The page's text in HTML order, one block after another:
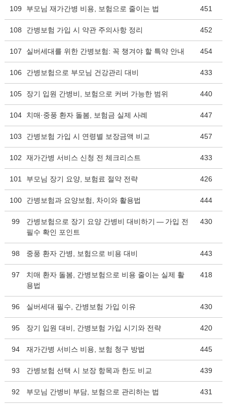
109 부모님 재가간병 비용, 보험으로 줄이는 법 451
108 간병보험 가입 시 약관 주의사항 정리 452
107 실버세대를 위한 간병보험: 꼭 챙겨야 할 특약 안내 454
106 간병보험으로 부모님 건강관리 대비 433
105 장기 입원 간병비, 보험으로 커버 가능한 범위 440
104 치매·중풍 환자 돌봄, 보험금 실제 사례 447
103 간병보험 가입 시 연령별 보장금액 비교 457
102 재가간병 서비스 신청 전 체크리스트 433
101 부모님 장기 요양, 보험료 절약 전략 426
100 간병보험과 요양보험, 차이와 활용법 444
99
간병보험으로 장기 요양 간병비 대비하기 — 가입 전
필수 확인 포인트
430
98 중풍 환자 간병, 보험으로 비용 대비 443
97
치매 환자 돌봄, 간병보험으로 비용 줄이는 실제 활
용법
418
96 실버세대 필수, 간병보험 가입 이유 430
95 장기 입원 대비, 간병보험 가입 시기와 전략 420
94 재가간병 서비스 비용, 보험 청구 방법 445
93 간병보험 선택 시 보장 항목과 한도 비교 439
92 부모님 간병비 부담, 보험으로 관리하는 법 431